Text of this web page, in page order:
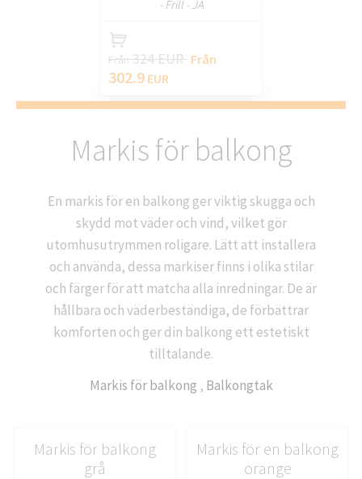
- Frill - JA
Från324 EUR Från
302.9 EUR
Markis för balkong
En markis för en balkong ger viktig skugga och
skydd mot väder och vind, vilket gör
utomhusutrymmen roligare. Lätt att installera
och använda, dessa markiser finns i olika stilar
och färger för att matcha alla inredningar. De är
hållbara och väderbeständiga, de förbättrar
komforten och ger din balkong ett estetiskt
tilltalande.
Markis för balkong , Balkongtak
Markis för balkong
grå
Markis för en balkong
orange